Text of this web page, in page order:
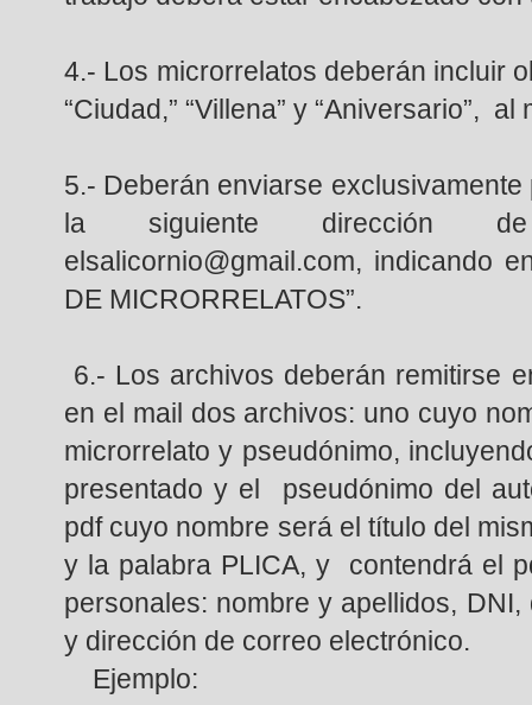
4.- Los microrrelatos deberán incluir
“Ciudad,” “Villena” y “Aniversario”,
5.- Deberán enviarse
la siguiente dirección de
elsalicornio@gmail.com, indicando
DE MICRORRELATOS”.
6.- Los archivos deberán remitirse
en el mail dos archivos: uno cuyo
microrrelato y pseudónimo,
presentado y el pseudónimo del
pdf cuyo nombre será el título del
y la palabra PLICA, y contendrá el
personales: nombre y apellidos,
y dirección de correo electrónico.
Ejemplo: